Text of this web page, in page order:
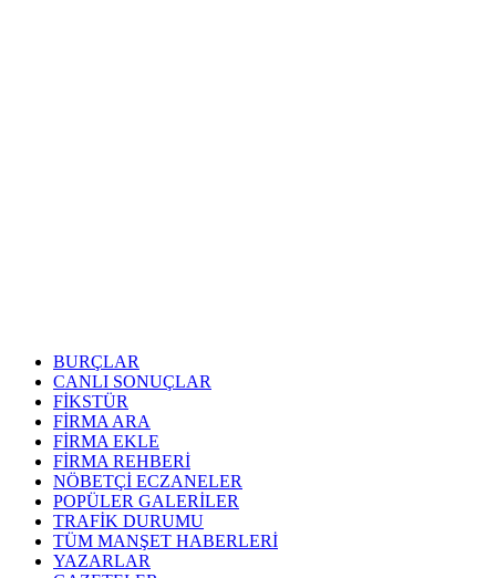
BURÇLAR
CANLI SONUÇLAR
FİKSTÜR
FİRMA ARA
FİRMA EKLE
FİRMA REHBERİ
NÖBETÇİ ECZANELER
POPÜLER GALERİLER
TRAFİK DURUMU
TÜM MANŞET HABERLERİ
YAZARLAR